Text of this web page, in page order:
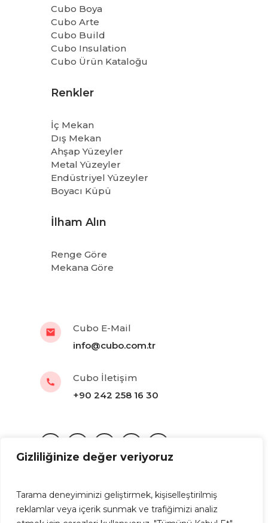
Gizliliğinize değer veriyoruz
Tarama deneyiminizi geliştirmek, kişiselleştirilmiş
reklamlar veya içerik sunmak ve trafiğimizi analiz
Cubo Boya
Cubo Arte
Cubo Build
Cubo Insulation
Cubo Ürün Kataloğu
Renkler
İç Mekan
Dış Mekan
Ahşap Yüzeyler
Metal Yüzeyler
Endüstriyel Yüzeyler
Boyacı Küpü
İlham Alın
Renge Göre
Mekana Göre
Cubo E-Mail
info@cubo.com.tr
Cubo İletişim
+90 242 258 16 30
KVKK |Gizlilik Politikası